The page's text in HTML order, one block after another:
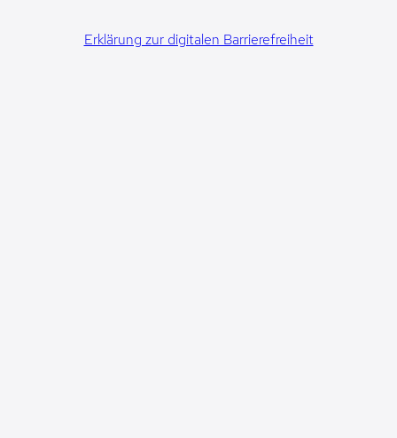
Erklärung zur digitalen Barrierefreiheit